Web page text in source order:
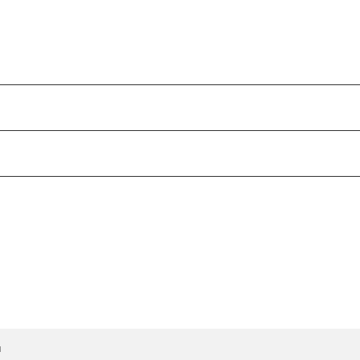
верхнем углу.
к оформлению".
доставки и оплаты, далее нажмите "подтвердить
вашего бренда в нужный бренд по длине стельки
товарный вид изделия, бирки и упаковки - это
также сразу же придет смс и имейл, что посылку можно